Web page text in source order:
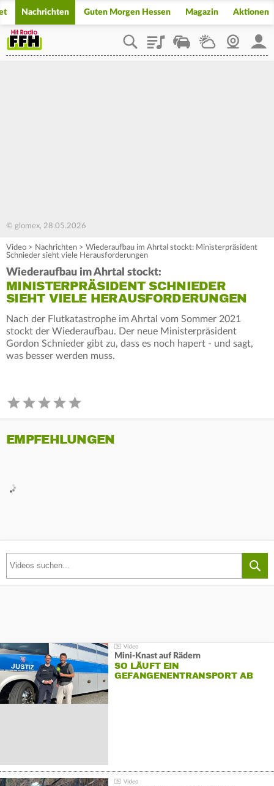
Nachrichten Guten Morgen Hessen Magazin Aktionen
PlaylistStaupilotWetterWebcam
© glomex, 28.05.2026
Video > Nachrichten > Wiederaufbau im Ahrtal stockt: Ministerpräsident
Schnieder sieht viele Herausforderungen
Wiederaufbau im Ahrtal stockt:
MINISTERPRÄSIDENT SCHNIEDER
SIEHT VIELE HERAUSFORDERUNGEN
Nach der Flutkatastrophe im Ahrtal vom Sommer 2021
stockt der Wiederaufbau. Der neue Ministerpräsident
Gordon Schnieder gibt zu, dass es noch hapert - und sagt,
was besser werden muss.
EMPFEHLUNGEN
Mini-Knast auf Rädern
SO LÄUFT EIN
GEFANGENENTRANSPORT AB